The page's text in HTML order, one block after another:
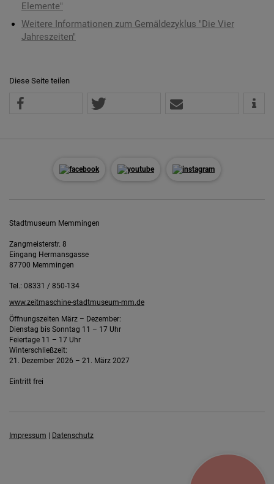
Elemente"
Weitere Informationen zum Gemäldezyklus "Die Vier
Jahreszeiten"
Diese Seite teilen
Stadtmuseum Memmingen
Zangmeisterstr. 8
Eingang Hermansgasse
87700 Memmingen
Tel.: 08331 / 850-134
www.zeitmaschine-stadtmuseum-mm.de
Öffnungszeiten März – Dezember:
Dienstag bis Sonntag 11 – 17 Uhr
Feiertage 11 – 17 Uhr
Winterschließzeit:
21. Dezember 2026 – 21. März 2027
Eintritt frei
Impressum | Datenschutz